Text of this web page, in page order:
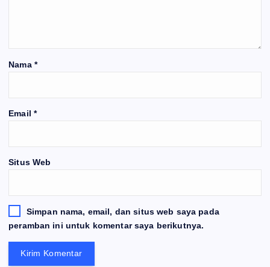
Nama *
Email *
Situs Web
Simpan nama, email, dan situs web saya pada
peramban ini untuk komentar saya berikutnya.